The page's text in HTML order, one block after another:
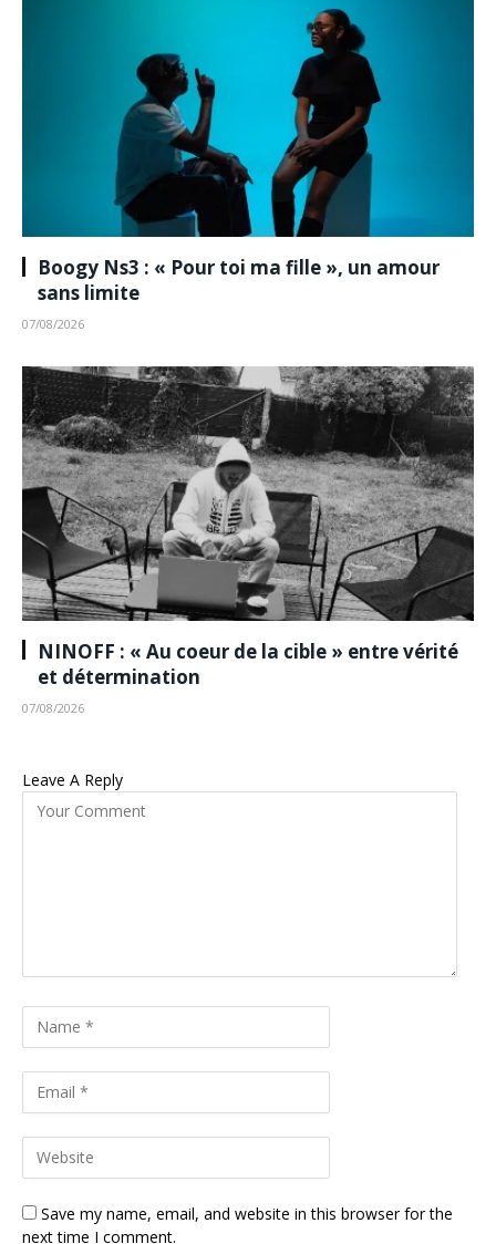
Boogy Ns3 : « Pour toi ma fille », un amour
sans limite
07/08/2026
NINOFF : « Au coeur de la cible » entre vérité
et détermination
07/08/2026
Leave A Reply
Save my name, email, and website in this browser for the
next time I comment.